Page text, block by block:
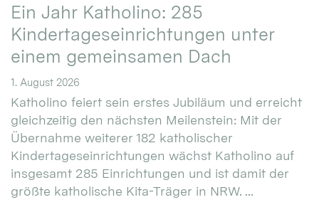
Ein Jahr Katholino: 285
Kindertageseinrichtungen unter
einem gemeinsamen Dach
1. August 2026
Katholino feiert sein erstes Jubiläum und erreicht
gleichzeitig den nächsten Meilenstein: Mit der
Übernahme weiterer 182 katholischer
Kindertageseinrichtungen wächst Katholino auf
insgesamt 285 Einrichtungen und ist damit der
größte katholische Kita-Träger in NRW. ...